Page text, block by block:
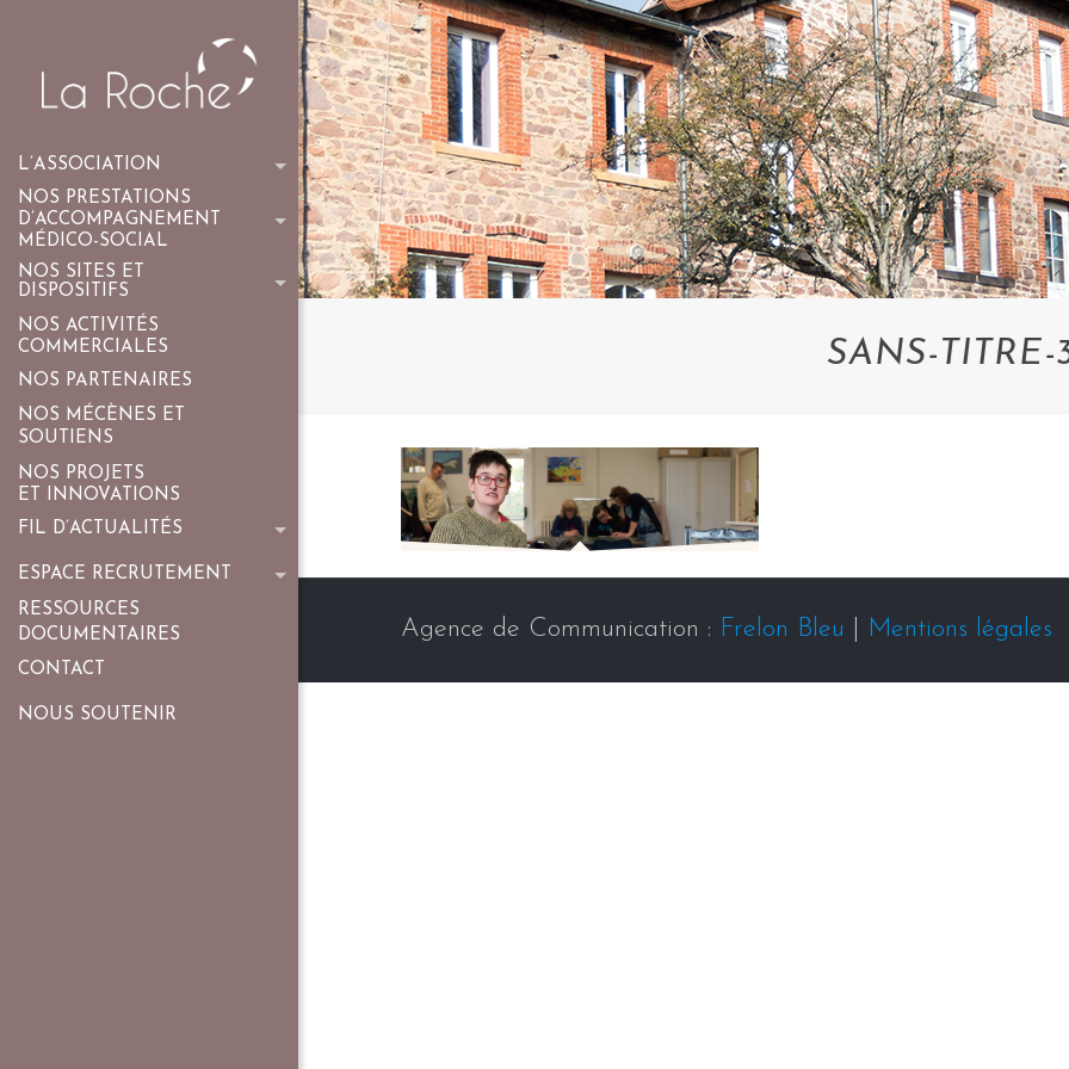
L’ASSOCIATION
NOS PRESTATIONS
D’ACCOMPAGNEMENT
MÉDICO-SOCIAL
NOS SITES ET
DISPOSITIFS
NOS ACTIVITÉS
COMMERCIALES
NOS PARTENAIRES
NOS MÉCÈNES ET
SOUTIENS
NOS PROJETS
ET INNOVATIONS
FIL D’ACTUALITÉS
ESPACE RECRUTEMENT
RESSOURCES
DOCUMENTAIRES
CONTACT
NOUS SOUTENIR
SANS-TITRE-
Agence de Communication : Frelon Bleu Mentions légales